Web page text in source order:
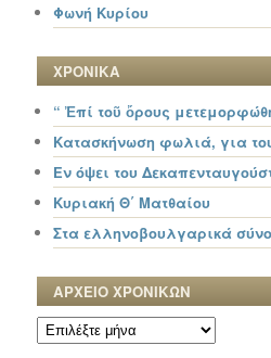
Φωνή Κυρίου
ΧΡΟΝΙΚΑ
“ Ἐπί τοῦ ὄρους
Κατασκήνωση φωλιά, για
Εν όψει του
Κυριακή Θ΄ Ματθαίου
Στα ελληνοβουλγαρικά
ΑΡΧΕΙΟ ΧΡΟΝΙΚΩΝ
ΑΡΧΕΙΟ
ΧΡΟΝΙΚΩΝ